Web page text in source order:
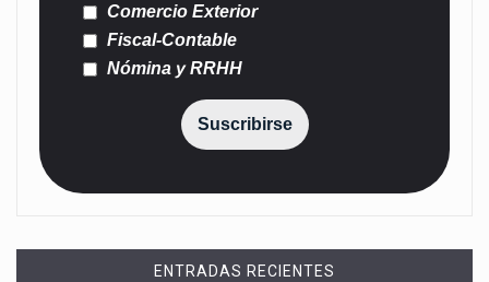
Comercio Exterior
Fiscal-Contable
Nómina y RRHH
Suscribirse
ENTRADAS RECIENTES